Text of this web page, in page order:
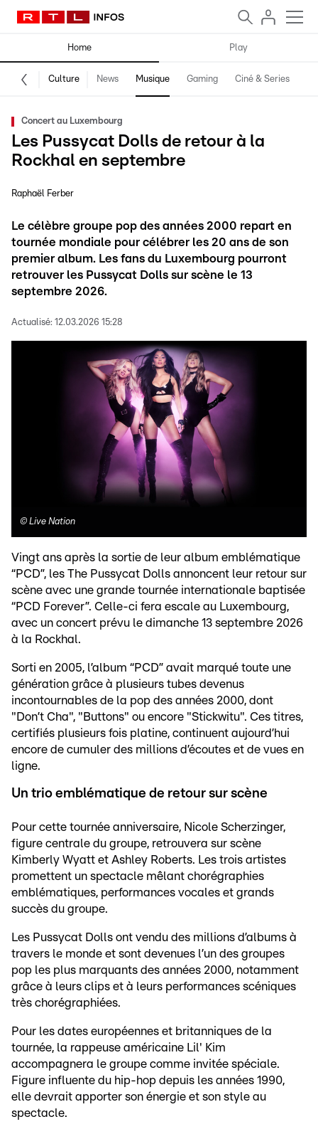
Home Play
Culture News Musique Gaming Ciné & Series
Concert au Luxembourg
Les Pussycat Dolls de retour à la
Rockhal en septembre
Raphaël Ferber
Le célèbre groupe pop des années 2000 repart en
tournée mondiale pour célébrer les 20 ans de son
premier album. Les fans du Luxembourg pourront
retrouver les Pussycat Dolls sur scène le 13
septembre 2026.
Actualisé: 12.03.2026 15:28
© Live Nation
Vingt ans après la sortie de leur album emblématique
“PCD”, les The Pussycat Dolls annoncent leur retour sur
scène avec une grande tournée internationale baptisée
“PCD Forever”. Celle-ci fera escale au Luxembourg,
avec un concert prévu le dimanche 13 septembre 2026
à la Rockhal.
Sorti en 2005, l’album “PCD” avait marqué toute une
génération grâce à plusieurs tubes devenus
incontournables de la pop des années 2000, dont
"Don’t Cha", "Buttons" ou encore "Stickwitu". Ces titres,
certifiés plusieurs fois platine, continuent aujourd’hui
encore de cumuler des millions d’écoutes et de vues en
ligne.
Un trio emblématique de retour sur scène
Pour cette tournée anniversaire, Nicole Scherzinger,
figure centrale du groupe, retrouvera sur scène
Kimberly Wyatt et Ashley Roberts. Les trois artistes
promettent un spectacle mêlant chorégraphies
emblématiques, performances vocales et grands
succès du groupe.
Les Pussycat Dolls ont vendu des millions d’albums à
travers le monde et sont devenues l’un des groupes
pop les plus marquants des années 2000, notamment
grâce à leurs clips et à leurs performances scéniques
très chorégraphiées.
Pour les dates européennes et britanniques de la
tournée, la rappeuse américaine Lil' Kim
accompagnera le groupe comme invitée spéciale.
Figure influente du hip-hop depuis les années 1990,
elle devrait apporter son énergie et son style au
spectacle.